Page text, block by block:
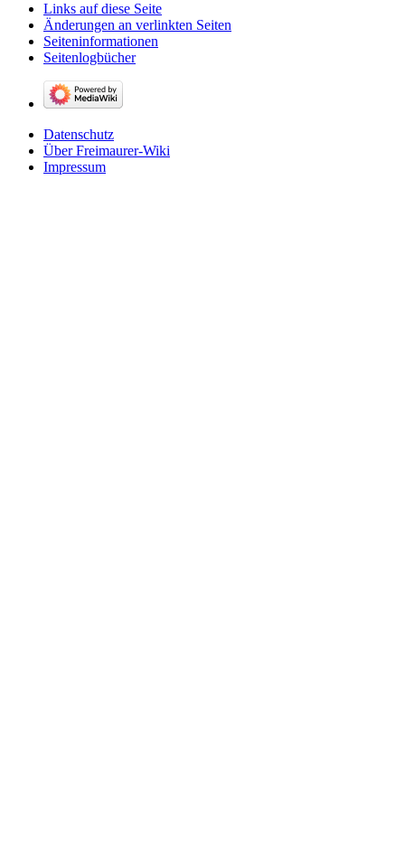
Links auf diese Seite
Änderungen an verlinkten Seiten
Seiten­­informationen
Seitenlogbücher
Datenschutz
Über Freimaurer-Wiki
Impressum